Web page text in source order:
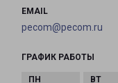
EMAIL
pecom@pecom.ru
ГРАФИК РАБОТЫ